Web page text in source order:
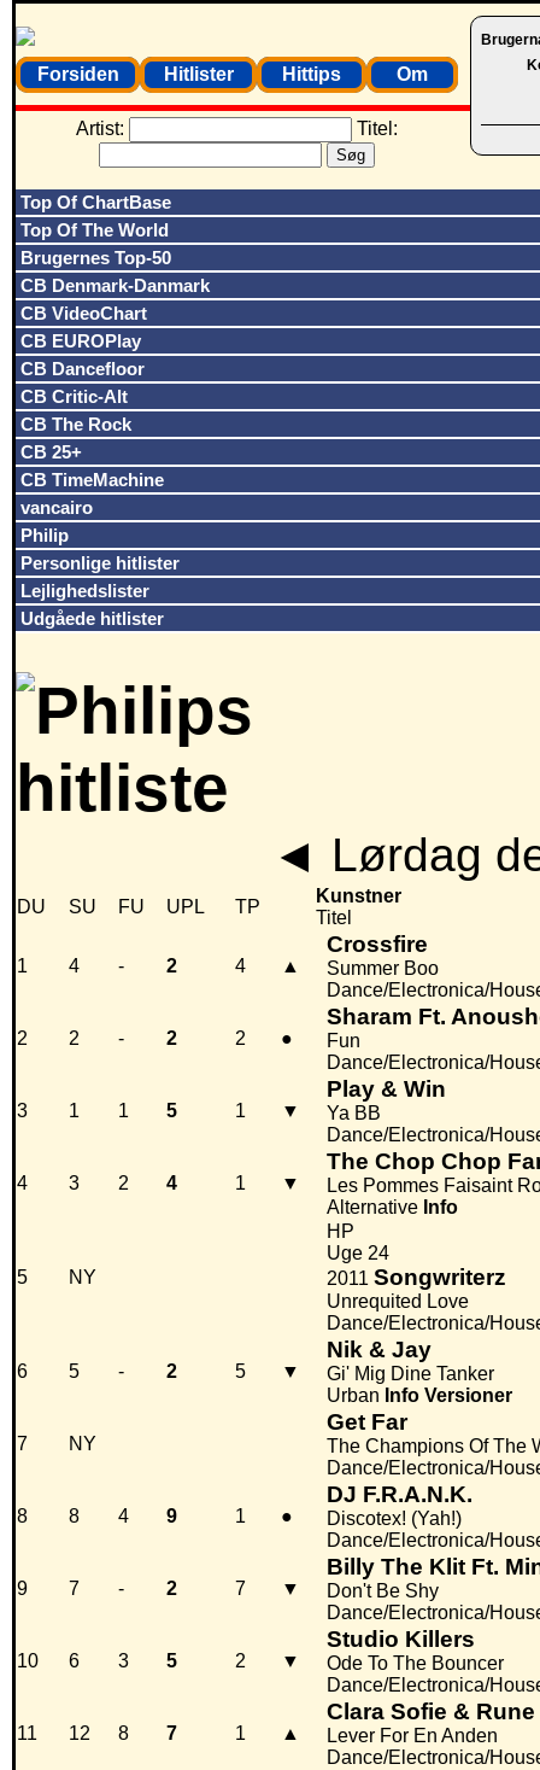
Forsiden Hitlister Hittips Om
Artist: Titel:
Top Of ChartBase
Top Of The World
Brugernes Top-50
CB Denmark-Danmark
CB VideoChart
CB EUROPlay
CB Dancefloor
CB Critic-Alt
CB The Rock
CB 25+
CB TimeMachine
vancairo
Philip
Personlige hitlister
Lejlighedslister
Udgåede hitlister
◄ Lørdag
DU SU FU UPL TP
Kunstner
Titel
1 4 - 2 4 ▲
Crossfire
Summer Boo
Dance/Electronica/
2 2 - 2 2 ●
Sharam Ft.
Fun
Dance/Electronica/
3 1 1 5 1 ▼
Play & Win
Ya BB
Dance/Electronica/
4 3 2 4 1 ▼
The Chop Chop
Les Pommes Faisaint
Alternative Info
5 NY
HP
Uge 24
2011 Songwriterz
Unrequited Love
Dance/Electronica/
6 5 - 2 5 ▼
Nik & Jay
Gi' Mig Dine Tanker
Urban Info Versioner
7 NY
Get Far
The Champions Of The
Dance/Electronica/
8 8 4 9 1 ●
DJ F.R.A.N.K.
Discotex! (Yah!)
Dance/Electronica/
9 7 - 2 7 ▼
Billy The Klit Ft.
Don't Be Shy
Dance/Electronica/
10 6 3 5 2 ▼
Studio Killers
Ode To The Bouncer
Dance/Electronica/
11 12 8 7 1 ▲
Clara Sofie & Rune
Lever For En Anden
Dance/Electronica/